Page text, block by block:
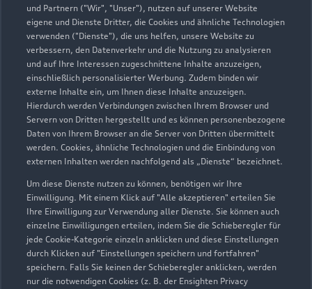
und Partnern ("Wir", "Unser"), nutzen auf unserer Website
eigene und Dienste Dritter, die Cookies und ähnliche Technologien
verwenden ("Dienste"), die uns helfen, unsere Website zu
verbessern, den Datenverkehr und die Nutzung zu analysieren
und auf Ihre Interessen zugeschnittene Inhalte anzuzeigen,
einschließlich personalisierter Werbung. Zudem binden wir
externe Inhalte ein, um Ihnen diese Inhalte anzuzeigen.
Hierdurch werden Verbindungen zwischen Ihrem Browser und
Servern von Dritten hergestellt und es können personenbezogene
Daten von Ihrem Browser an die Server von Dritten übermittelt
werden. Cookies, ähnliche Technologien und die Einbindung von
externen Inhalten werden nachfolgend als „Dienste“ bezeichnet.
Um diese Dienste nutzen zu können, benötigen wir Ihre
Einwilligung. Mit einem Klick auf "Alle akzeptieren" erteilen Sie
Ihre Einwilligung zur Verwendung aller Dienste. Sie können auch
einzelne Einwilligungen erteilen, indem Sie die Schieberegler für
jede Cookie-Kategorie einzeln anklicken und diese Einstellungen
durch Klicken auf "Einstellungen speichern und fortfahren"
speichern. Falls Sie keinen der Schieberegler anklicken, werden
nur die notwendigen Cookies (z. B. der Ensighten Privacy
Johann-Abt-Straße 2
87437 Kempten
info@abt-sportsline.de
Kontaktdaten herunterladen